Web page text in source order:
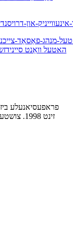
פראפעסיאנעלע
זינט 1998. צושטעלט "איין-סטאָפּ סערוויס און לייזונגען".